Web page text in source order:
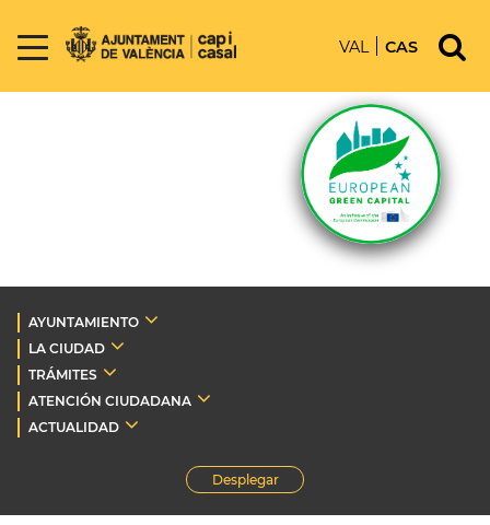
VAL CAS
AYUNTAMIENTO
LA CIUDAD
TRÁMITES
ATENCIÓN CIUDADANA
ACTUALIDAD
Desplegar